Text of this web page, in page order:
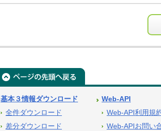
基本３情報ダウンロード
全件ダウンロード
差分ダウンロード
Web-API
Web-API利用規
Web-APIお問い